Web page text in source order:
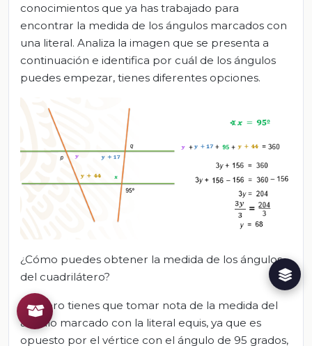
conocimientos que ya has trabajado para
encontrar la medida de los ángulos marcados con
una literal. Analiza la imagen que se presenta a
continuación e identifica por cuál de los ángulos
puedes empezar, tienes diferentes opciones.
¿Cómo puedes obtener la medida de los ángulos
del cuadrilátero?
Primero tienes que tomar nota de la medida del
ángulo marcado con la literal equis, ya que es
opuesto por el vértice con el ángulo de 95 grados,